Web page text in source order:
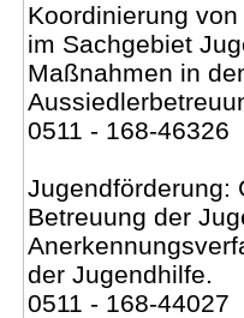
Koordinierung
im Sachgebiet
Maßnahmen in
0511 - 168-46326
Jugendförderung:
Betreuung der
der Jugendhilfe.
0511 - 168-44027